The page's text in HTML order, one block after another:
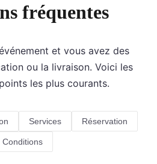
fréquentes
et vous avez des
ou la livraison. Voici les
les plus courants.
Services Réservation
Conditions